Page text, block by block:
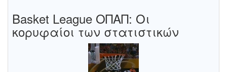
Basket League ΟΠΑΠ: Οι
κορυφαίοι των στατιστικών